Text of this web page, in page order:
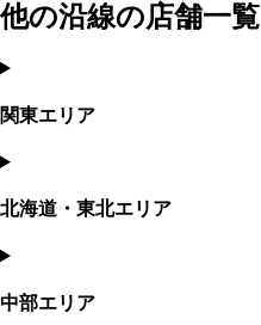
他の沿線の店舗一覧
関東エリア
北海道・東北エリア
中部エリア